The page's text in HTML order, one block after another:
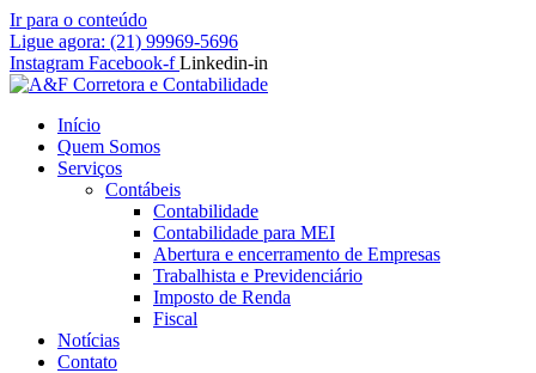
Ir para o conteúdo
Ligue agora: (21) 99969-5696
Instagram Facebook-f Linkedin-in
Início
Quem Somos
Serviços
Contábeis
Contabilidade
Contabilidade para MEI
Abertura e encerramento de Empresas
Trabalhista e Previdenciário
Imposto de Renda
Fiscal
Notícias
Contato